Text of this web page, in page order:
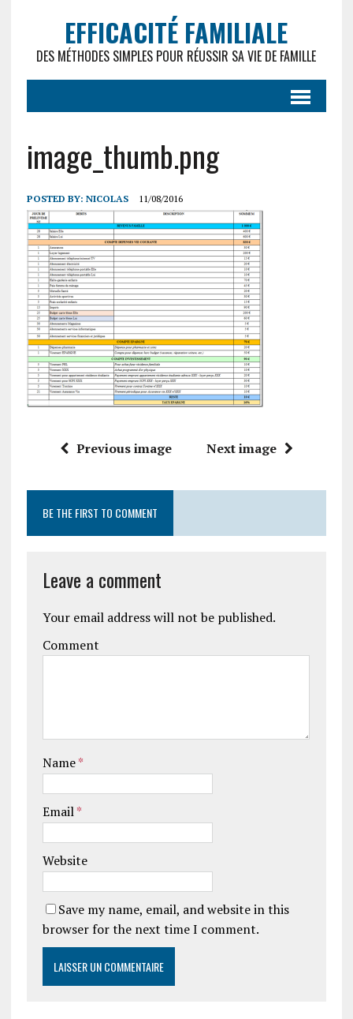
EFFICACITÉ FAMILIALE
DES MÉTHODES SIMPLES POUR RÉUSSIR SA VIE DE FAMILLE
image_thumb.png
POSTED BY: NICOLAS 11/08/2016
Previous image Next image
BE THE FIRST TO COMMENT
Leave a comment
Your email address will not be published.
Comment
Name*
Email*
Website
Save my name, email, and website in this
browser for the next time I comment.